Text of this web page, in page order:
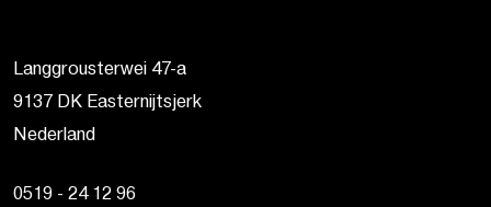
Langgrousterwei 47-a
9137 DK Easternijtsjerk
Nederland
0519 - 24 12 96